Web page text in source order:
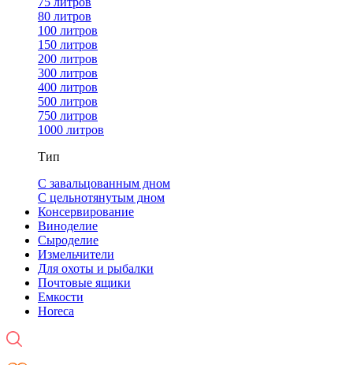
80 литров
100 литров
150 литров
200 литров
300 литров
400 литров
500 литров
750 литров
1000 литров
Тип
С завальцованным дном
С цельнотянутым дном
Консервирование
Виноделие
Сыроделие
Измельчители
Для охоты и рыбалки
Почтовые ящики
Емкости
Horeca